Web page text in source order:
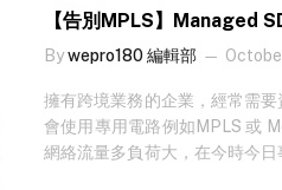
【告別MPLS】Managed
Bywepro180 編輯部
擁有跨境業務的企業，經常需
會使用專用電路例如MPLS 或
網絡流量多負荷大，在今時今